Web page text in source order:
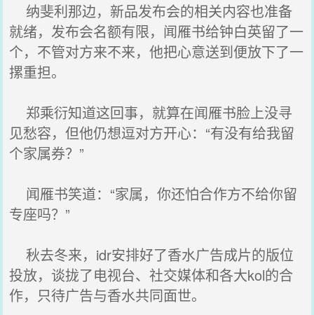
纳斐利那边，新品发布会的相关内容也准备
就绪，发布会名额有限，闻雁书给钟白英留了一
个，不管对方来不来，他把心意送到便放下了一
摞重担。
郑乘衍知道这回事，就算在闻雁书脸上没寻
见愁容，但他仍想逗对方开心：“有没有给我留
个家属券？”
闻雁书笑道：“家属，你还怕合作方不给你留
专座吗？”
秋去冬来，idr安排好了香水广告成片的版位
投放，谈拢了电视台、社交媒体和各大kol的合
作，只待广告与香水共同面世。